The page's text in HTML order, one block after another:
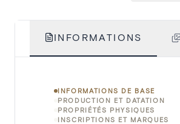
INFORMATIONS
INFORMATIONS DE BASE
PRODUCTION ET DATATION
PROPRIÉTÉS PHYSIQUES
INSCRIPTIONS ET MARQUES